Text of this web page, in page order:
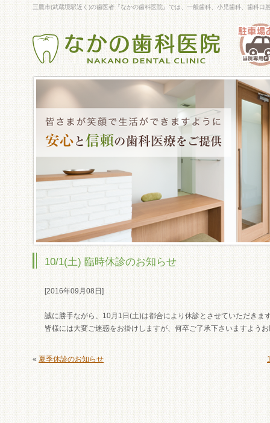
三鷹市(武蔵境駅近く)の歯医者『なかの歯科医院』では、一般歯科、小児歯科、歯科
10/1(土) 臨時休診のお知らせ
[2016年09月08日]
誠に勝手ながら、10月1日(土)は都合により休診とさせていただきま
皆様には大変ご迷惑をお掛けしますが、何卒ご了承下さいますよう
« 夏季休診のお知らせ